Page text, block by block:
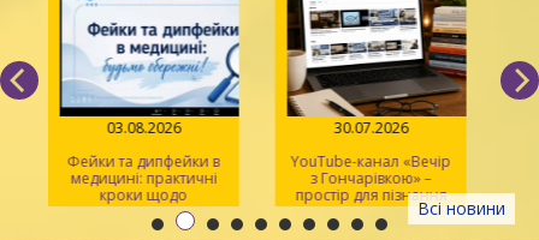
Всі новини
03.08.2026
Фейки та дипфейки в
медицині: практичні
кроки щодо
розпізнавання
30.07.2026
YouTube-канал «Вечір
з Гончарівкою» –
простір для пізнання
та натхнення